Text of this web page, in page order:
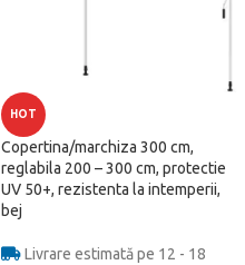
HOT
Copertina/marchiza 300 cm,
reglabila 200 – 300 cm, protectie
UV 50+, rezistenta la intemperii,
bej
Livrare estimată pe 12 - 18